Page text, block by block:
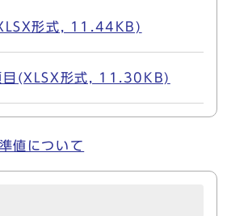
形式, 11.44KB)
目(XLSX形式, 11.30KB)
値について